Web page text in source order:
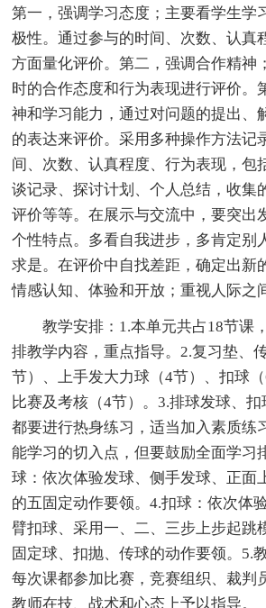
第一，强调学习态度；主要看学生学
极性。通过参与的时间、次数、认真
方面量化评价。第二，强调合作精神
时的合作态度和行为表现进行评价。
神和学习能力，通过对问题的提出、
的表达来评价。采用多种操作方法记
间、次数、认真程度、行为表现，包
谈记录、探讨计划、个人总结，收集
评价等等。在展示与交流中，要突出
个性特点。多看自我进步，多肯定别
求是。在评价中自找差距，确定出新
情感认知、体验和开放；重视人际之
教学安排：1.本单元共占18节课
排教学内容，重点指导。2.复习垫、
节）、上手发大力球（4节）、扣球
比赛及考核（4节）。3.排球发球、
都要进行热身练习，适当加入素质练
能学习的切入点，但要鼓励全面学习
球：依次体验发球、侧手发球、正面
的五固定动作要领。4.扣球：依次体
臂扣球、采用一、二、三步上步起跳
固定球、扣抛、传球的动作要领。5.
每次课都参加比赛，竞赛组织、裁判
教师在技、战术和心态上予以指导。